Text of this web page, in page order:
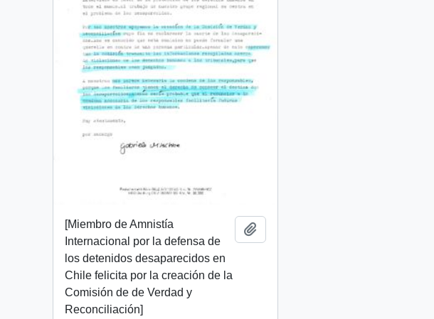
[Miembro de Amnistía
Internacional por la defensa de
los detenidos desaparecidos en
Chile felicita por la creación de la
Comisión de de Verdad y
Reconciliación]